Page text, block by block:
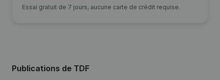
Essai gratuit de 7 jours, aucune carte de crédit requise.
Publications de TDF